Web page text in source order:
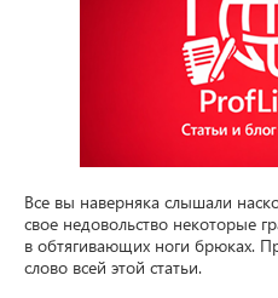
Все вы наверняка слышали
свое недовольство некоторые
в обтягивающих ноги брюках.
слово всей этой статьи.